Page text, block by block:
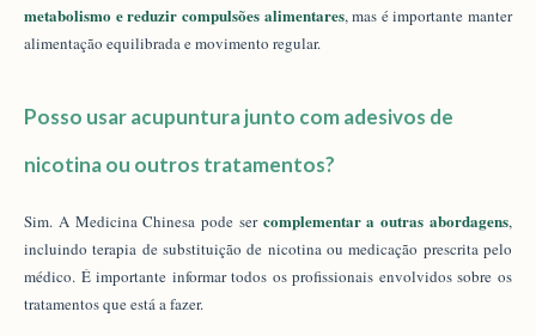
metabolismo e reduzir compulsões alimentares, mas é importante manter
alimentação equilibrada e movimento regular.
Posso usar acupuntura junto com adesivos de
nicotina ou outros tratamentos?
Sim. A Medicina Chinesa pode ser complementar a outras abordagens,
incluindo terapia de substituição de nicotina ou medicação prescrita pelo
médico. É importante informar todos os profissionais envolvidos sobre os
tratamentos que está a fazer.